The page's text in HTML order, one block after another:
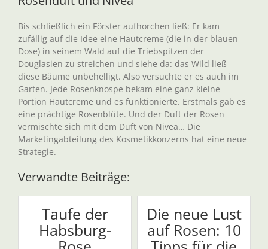
Bis schließlich ein Förster aufhorchen ließ: Er kam
zufällig auf die Idee eine Hautcreme (die in der blauen
Dose) in seinem Wald auf die Triebspitzen der
Douglasien zu streichen und siehe da: das Wild ließ
diese Bäume unbehelligt. Also versuchte er es auch im
Garten. Jede Rosenknospe bekam eine ganz kleine
Portion Hautcreme und es funktionierte. Erstmals gab es
eine prächtige Rosenblüte. Und der Duft der Rosen
vermischte sich mit dem Duft von Nivea… Die
Marketingabteilung des Kosmetikkonzerns hat eine neue
Strategie.
Verwandte Beiträge:
Taufe der
Habsburg-
Die neue Lust
auf Rosen: 10